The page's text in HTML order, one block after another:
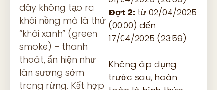
đây không tạo ra
khói nồng mà là thứ
“khói xanh” (green
smoke) – thanh
thoát, ẩn hiện như
làn sương sớm
trong rừng. Kết hợp
Đợt 2: từ 02/04/2025
(00:00) đến
17/04/2025 (23:59)
Không áp dụng
trước sau, hoàn